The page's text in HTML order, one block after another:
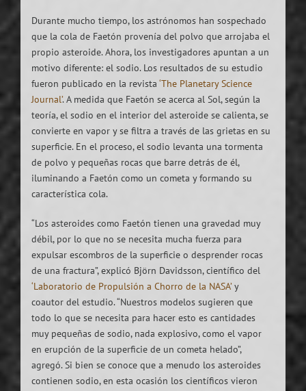
Durante mucho tiempo, los astrónomos han sospechado
que la cola de Faetón provenía del polvo que arrojaba el
propio asteroide. Ahora, los investigadores apuntan a un
motivo diferente: el sodio. Los resultados de su estudio
fueron publicado en la revista ‘The Planetary Science
Journal’. A medida que Faetón se acerca al Sol, según la
teoría, el sodio en el interior del asteroide se calienta, se
convierte en vapor y se filtra a través de las grietas en su
superficie. En el proceso, el sodio levanta una tormenta
de polvo y pequeñas rocas que barre detrás de él,
iluminando a Faetón como un cometa y formando su
característica cola.
“Los asteroides como Faetón tienen una gravedad muy
débil, por lo que no se necesita mucha fuerza para
expulsar escombros de la superficie o desprender rocas
de una fractura”, explicó Björn Davidsson, científico del
‘Laboratorio de Propulsión a Chorro de la NASA’y
coautor del estudio. “Nuestros modelos sugieren que
todo lo que se necesita para hacer esto es cantidades
muy pequeñas de sodio, nada explosivo, como el vapor
en erupción de la superficie de un cometa helado”,
agregó. Si bien se conoce que a menudo los asteroides
contienen sodio, en esta ocasión los científicos vieron